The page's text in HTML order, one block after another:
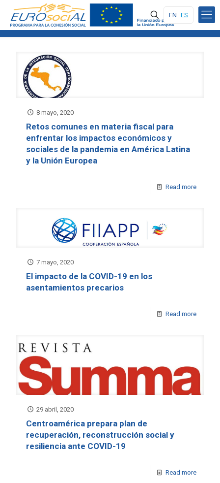
EN ES
8 mayo, 2020
Retos comunes en materia fiscal para
enfrentar los impactos económicos y
sociales de la pandemia en América Latina
y la Unión Europea
Read more
7 mayo, 2020
El impacto de la COVID-19 en los
asentamientos precarios
Read more
29 abril, 2020
Centroamérica prepara plan de
recuperación, reconstrucción social y
resiliencia ante COVID-19
Read more